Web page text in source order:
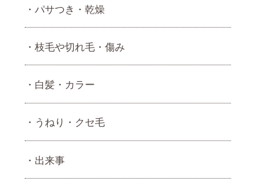
パサつき・乾燥
枝毛や切れ毛・傷み
白髪・カラー
うねり・ クセ毛
出来事